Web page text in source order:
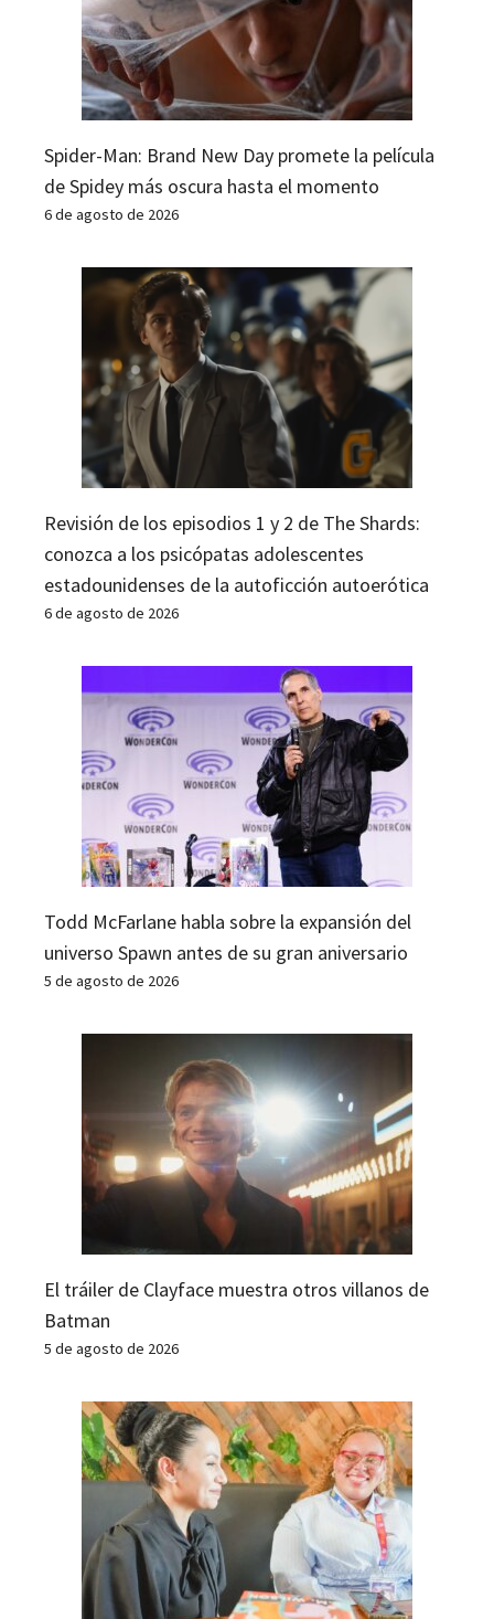
Spider-Man: Brand New Day promete la película
de Spidey más oscura hasta el momento
6 de agosto de 2026
Revisión de los episodios 1 y 2 de The Shards:
conozca a los psicópatas adolescentes
estadounidenses de la autoficción autoerótica
6 de agosto de 2026
Todd McFarlane habla sobre la expansión del
universo Spawn antes de su gran aniversario
5 de agosto de 2026
El tráiler de Clayface muestra otros villanos de
Batman
5 de agosto de 2026